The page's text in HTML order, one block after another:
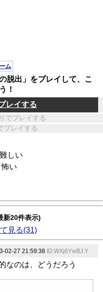
ム
脱出」をプレイして、こ
！
レイする
でプレイする
プレイする
難しい
怖い
新20件表示)
見る(31)
02-27 21:59:38 ID:WXj6YwBJ.Y
なのは、どうだろう